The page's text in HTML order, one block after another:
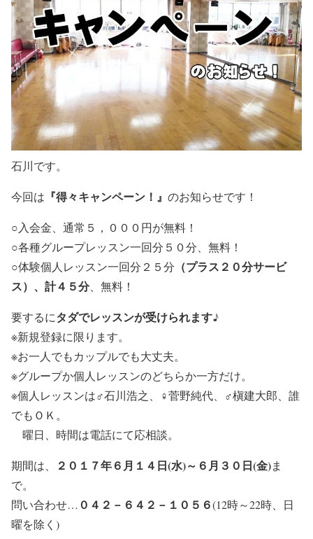
石川です。
今回は 『得々キャンペーン！』 のお知らせです！
○入会金、通常５，０００円が無料！
○各種グループレッスン一回分５０分、無料！
○体験個人レッスン一回分２５分 （プラス２０分サービ
ス）、計４５分、無料！
要するにタダでレッスンが受けられます♪
※新規登録に限ります。
※お一人でもカップルでも大丈夫。
※グループか個人レッスンのどちらか一方だけ。
※個人レッスンは♂石川浩之、♀菅野純代、♂槇建大郎、誰
でもＯＫ。
曜日、時間は電話にて応相談。
期間は、 ２０１７年６月１４日(水)～６月３０日(金)ま
で。
問い合わせ… ０４２－６４２－１０５６(12時～22時、日
曜を除く)